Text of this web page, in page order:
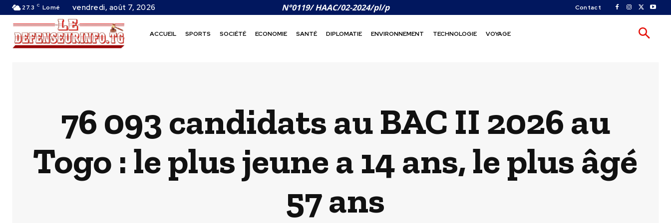
27.3 C Lomé vendredi, août 7, 2026 N°0119/ HAAC/02-2024/pl/p Contact
ACCUEIL SPORTS SOCIÉTÉ ECONOMIE SANTÉ DIPLOMATIE ENVIRONNEMENT TECHNOLOGIE VOYAGE
76 093 candidats au BAC II 2026 au
Togo : le plus jeune a 14 ans, le plus âgé
57 ans